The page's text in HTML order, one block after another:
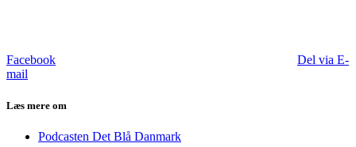
Facebook
Del via E-
mail
Læs mere om
Podcasten Det Blå Danmark